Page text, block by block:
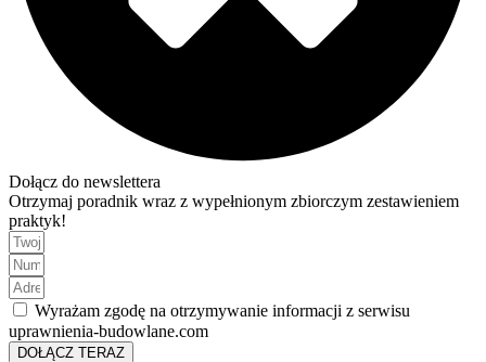
Dołącz do newslettera
Otrzymaj poradnik wraz z wypełnionym zbiorczym zestawieniem
praktyk!
Wyrażam zgodę na otrzymywanie informacji z serwisu
uprawnienia-budowlane.com
DOŁĄCZ TERAZ